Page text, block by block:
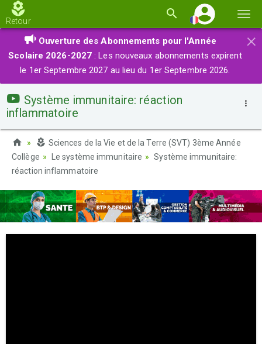
la
Retour
×
Ouverture des Abonnements pour l'Année
Scolaire 2026-2027 : Les nouveaux abonnements expirent
le 1er Septembre 2027 au lieu du 1er Septembre 2026.
Système immunitaire: réaction
inflammatoire
Sciences de la Vie et de la Terre (SVT) 3ème Année
Collège
Le système immunitaire
Système immunitaire:
réaction inflammatoire